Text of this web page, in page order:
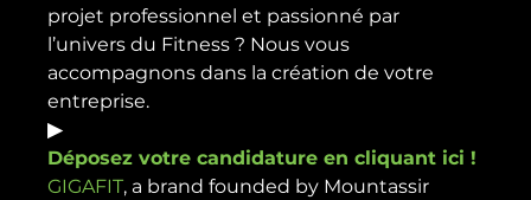
projet professionnel et passionné par
l’univers du Fitness ? Nous vous
accompagnons dans la création de votre
entreprise.
▶
Déposez votre candidature en cliquant ici !
GIGAFIT, a brand founded by Mountassir